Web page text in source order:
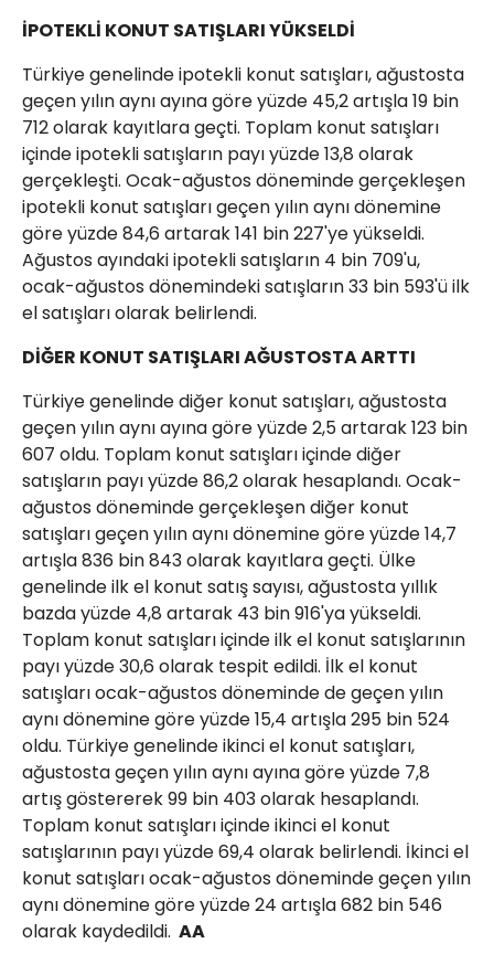
İPOTEKLİ KONUT SATIŞLARI YÜKSELDİ
Türkiye genelinde ipotekli konut satışları, ağustosta
geçen yılın aynı ayına göre yüzde 45,2 artışla 19 bin
712 olarak kayıtlara geçti. Toplam konut satışları
içinde ipotekli satışların payı yüzde 13,8 olarak
gerçekleşti. Ocak-ağustos döneminde gerçekleşen
ipotekli konut satışları geçen yılın aynı dönemine
göre yüzde 84,6 artarak 141 bin 227'ye yükseldi.
Ağustos ayındaki ipotekli satışların 4 bin 709'u,
ocak-ağustos dönemindeki satışların 33 bin 593'ü ilk
el satışları olarak belirlendi.
DİĞER KONUT SATIŞLARI AĞUSTOSTA ARTTI
Türkiye genelinde diğer konut satışları, ağustosta
geçen yılın aynı ayına göre yüzde 2,5 artarak 123 bin
607 oldu. Toplam konut satışları içinde diğer
satışların payı yüzde 86,2 olarak hesaplandı. Ocak-
ağustos döneminde gerçekleşen diğer konut
satışları geçen yılın aynı dönemine göre yüzde 14,7
artışla 836 bin 843 olarak kayıtlara geçti. Ülke
genelinde ilk el konut satış sayısı, ağustosta yıllık
bazda yüzde 4,8 artarak 43 bin 916'ya yükseldi.
Toplam konut satışları içinde ilk el konut satışlarının
payı yüzde 30,6 olarak tespit edildi. İlk el konut
satışları ocak-ağustos döneminde de geçen yılın
aynı dönemine göre yüzde 15,4 artışla 295 bin 524
oldu. Türkiye genelinde ikinci el konut satışları,
ağustosta geçen yılın aynı ayına göre yüzde 7,8
artış göstererek 99 bin 403 olarak hesaplandı.
Toplam konut satışları içinde ikinci el konut
satışlarının payı yüzde 69,4 olarak belirlendi. İkinci el
konut satışları ocak-ağustos döneminde geçen yılın
aynı dönemine göre yüzde 24 artışla 682 bin 546
olarak kaydedildi. AA